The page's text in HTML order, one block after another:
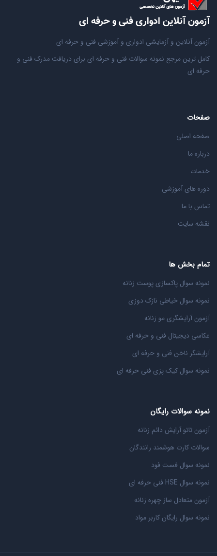
آزمون آنلاین ادواری فنی و حرفه ای
آزمون آنلاین و آزمایشی ادواری و آموزشی فنی و حرفه ای
کامل ترین مرجع نمونه سوالات فنی و حرفه ای برای دریافت مدرک فنی و
حرفه ای
صفحات
صفحه اصلی
درباره ما
خدمات
دوره های آموزشی
تماس با ما
نقشه سایت
تمام بخش ها
نمونه سوال پاکسازی پوست زنانه
نمونه سوال خیاطی نازک دوزی
آزمون آرایشگری مو زنانه
عکاسی دیجیتال فنی و حرفه ای
آرایشگر ناخن فنی و حرفه ای
نمونه سوال کیک پزی فنی حرفه ای
نمونه سوالات رایگان
آزمون تاتو آرایش دائم زنانه
سوالات کارت هوشمند رانندگان
نمونه سوال فست فود
نمونه سوال HSE فنی حرفه ای
آزمون متعادل ساز چهره زنانه
نمونه سوال رایگان کاربر مواد